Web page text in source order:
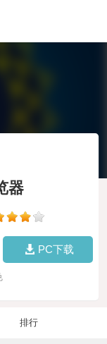
器
PC下载
排行